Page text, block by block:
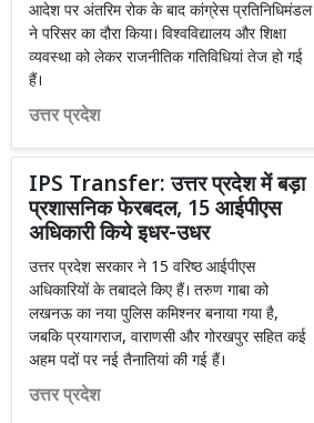
आदेश पर अंतरिम रोक के बाद कांग्रेस प्रतिनिधिमंडल
ने परिसर का दौरा किया। विश्वविद्यालय और शिक्षा
व्यवस्था को लेकर राजनीतिक गतिविधियां तेज हो गई
हैं।
उत्तर प्रदेश
IPS Transfer: उत्तर प्रदेश में बड़ा
प्रशासनिक फेरबदल, 15 आईपीएस
अधिकारी किये इधर-उधर
उत्तर प्रदेश सरकार ने 15 वरिष्ठ आईपीएस
अधिकारियों के तबादले किए हैं। तरुण गाबा को
लखनऊ का नया पुलिस कमिश्नर बनाया गया है,
जबकि प्रयागराज, वाराणसी और गोरखपुर सहित कई
अहम पदों पर नई तैनातियां की गई हैं।
उत्तर प्रदेश